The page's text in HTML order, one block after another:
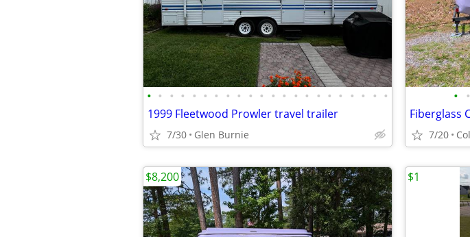
• • • • • • • • • • • • • • • • • • • • • •
1999 Fleetwood Prowler travel trailer
7/30 Glen Burnie
• •
Fiberglass
7/20
$8,200 $1